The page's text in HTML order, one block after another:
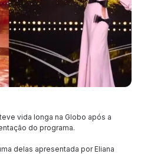
vida longa na Globo após a
do programa.
delas apresentada por Eliana